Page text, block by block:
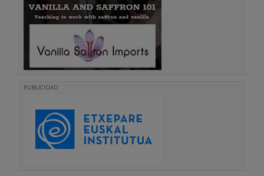
PUBLICIDAD